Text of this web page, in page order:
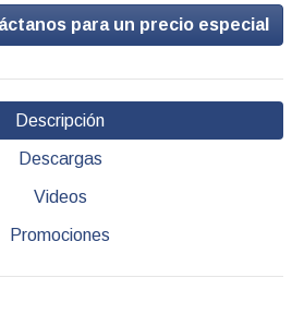
para un precio especial
Descripción
Descargas
Videos
Promociones